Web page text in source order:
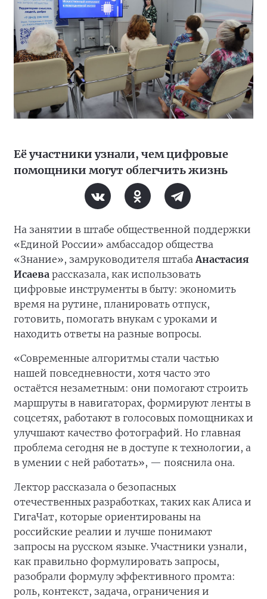
Её участники узнали, чем цифровые
помощники могут облегчить жизнь
На занятии в штабе общественной поддержки
«Единой России» амбассадор общества
«Знание», замруководителя штаба Анастасия
Исаева рассказала, как использовать
цифровые инструменты в быту: экономить
время на рутине, планировать отпуск,
готовить, помогать внукам с уроками и
находить ответы на разные вопросы.
«Современные алгоритмы стали частью
нашей повседневности, хотя часто это
остаётся незаметным: они помогают строить
маршруты в навигаторах, формируют ленты в
соцсетях, работают в голосовых помощниках и
улучшают качество фотографий. Но главная
проблема сегодня не в доступе к технологии, а
в умении с ней работать», — пояснила она.
Лектор рассказала о безопасных
отечественных разработках, таких как Алиса и
ГигаЧат, которые ориентированы на
российские реалии и лучше понимают
запросы на русском языке. Участники узнали,
как правильно формулировать запросы,
разобрали формулу эффективного промта:
роль, контекст, задача, ограничения и